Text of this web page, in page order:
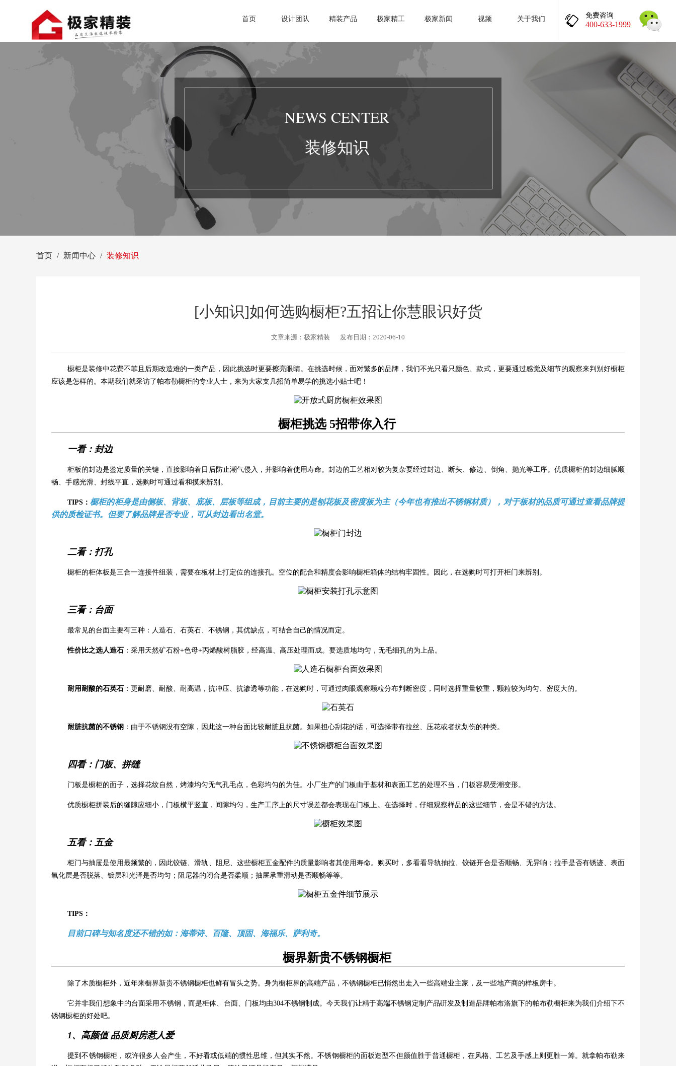
首页 设计团队 精装产品 极家精工 极家新闻 视频 关于我们 免费咨询
400-633-1999
NEWS CENTER
装修知识
首页 新闻中心 装修知识
[小知识]如何选购橱柜?五招让你慧眼识好货
文章来源：极家精装 发布日期：2020-06-10
橱柜是装修中花费不菲且后期改造难的一类产品，因此挑选时更要擦亮眼睛。在挑选时候，面对繁多的品牌，我们不光只看只颜色、款式，更要通过感觉及细节的观察来判别好橱柜
应该是怎样的。本期我们就采访了帕布勒橱柜的专业人士，来为大家支几招简单易学的挑选小贴士吧！
橱柜挑选 5招带你入行
一看：封边
柜板的封边是鉴定质量的关键，直接影响着日后防止潮气侵入，并影响着使用寿命。封边的工艺相对较为复杂要经过封边、断头、修边、倒角、抛光等工序。优质橱柜的封边细腻顺
畅、手感光滑、封线平直，选购时可通过看和摸来辨别。
TIPS：橱柜的柜身是由侧板、背板、底板、层板等组成，目前主要的是刨花板及密度板为主（今年也有推出不锈钢材质），对于板材的品质可通过查看品牌提
供的质检证书。但要了解品牌是否专业，可从封边看出名堂。
二看：打孔
橱柜的柜体板是三合一连接件组装，需要在板材上打定位的连接孔。空位的配合和精度会影响橱柜箱体的结构牢固性。因此，在选购时可打开柜门来辨别。
三看：台面
最常见的台面主要有三种：人造石、石英石、不锈钢，其优缺点，可结合自己的情况而定。
性价比之选人造石 ：采用天然矿石粉+色母+丙烯酸树脂胶，经高温、高压处理而成。要选质地均匀，无毛细孔的为上品。
耐用耐酸的石英石 ：更耐磨、耐酸、耐高温，抗冲压、抗渗透等功能，在选购时，可通过肉眼观察颗粒分布判断密度，同时选择重量较重，颗粒较为均匀、密度大的。
耐脏抗菌的不锈钢 ：由于不锈钢没有空隙，因此这一种台面比较耐脏且抗菌。如果担心刮花的话，可选择带有拉丝、压花或者抗划伤的种类。
四看：门板、拼缝
门板是橱柜的面子，选择花纹自然，烤漆均匀无气孔毛点，色彩均匀的为佳。小厂生产的门板由于基材和表面工艺的处理不当，门板容易受潮变形。
优质橱柜拼装后的缝隙应细小，门板横平竖直，间隙均匀，生产工序上的尺寸误差都会表现在门板上。在选择时，仔细观察样品的这些细节，会是不错的方法。
五看：五金
柜门与抽屉是使用最频繁的，因此铰链、滑轨、阻尼、这些橱柜五金配件的质量影响者其使用寿命。购买时，多看看导轨抽拉、铰链开合是否顺畅、无异响；拉手是否有锈迹、表面
氧化层是否脱落、镀层和光泽是否均匀；阻尼器的闭合是否柔顺；抽屉承重滑动是否顺畅等等。
TIPS：
目前口碑与知名度还不错的如：海蒂诗、百隆、顶固、海福乐、萨利奇。
橱界新贵不锈钢橱柜
除了木质橱柜外，近年来橱界新贵不锈钢橱柜也鲜有冒头之势。身为橱柜界的高端产品，不锈钢橱柜已悄然出走入一些高端业主家，及一些地产商的样板房中。
它并非我们想象中的台面采用不锈钢，而是柜体、台面、门板均由304不锈钢制成。今天我们让精于高端不锈钢定制产品硏发及制造品牌帕布洛旗下的帕布勒橱柜来为我们介绍下不
锈钢橱柜的好处吧。
1、高颜值 品质厨房惹人爱
提到不锈钢橱柜，或许很多人会产生，不好看或低端的惯性思维，但其实不然。不锈钢橱柜的面板造型不但颜值胜于普通橱柜，在风格、工艺及手感上则更胜一筹。就拿帕布勒来